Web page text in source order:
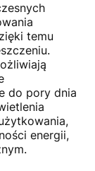
temu
do pory dnia
energii,